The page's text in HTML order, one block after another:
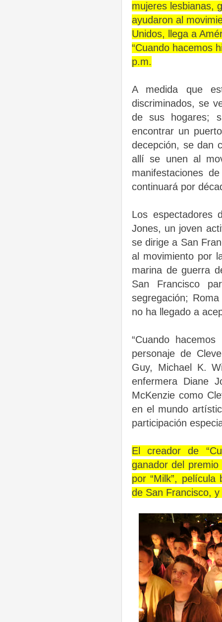
mujeres lesbianas,
ayudaron al
Unidos, llega a
“Cuando hacemos
p.m.
A medida que
discriminados, se
de sus hogares;
encontrar un
decepción, se dan
allí se unen al
manifestaciones
continuará por
Los espectadores
Jones, un joven
se dirige a San
al movimiento por
marina de guerra
San Francisco
segregación;
no ha llegado a
“Cuando
personaje de
Guy, Michael K.
enfermera Diane
McKenzie como
en el mundo
participación
El creador de
ganador del
por “Milk”,
de San Francisco,